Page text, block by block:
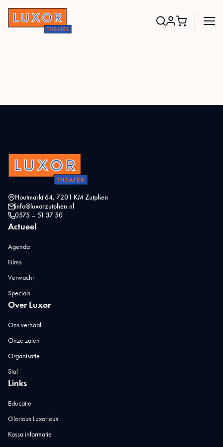
Houtmarkt 64, 7201 KM Zutphen
info@luxorzutphen.nl
0575 – 51 37 50
Actueel
Agenda
Films
Verwacht
Specials
Over Luxor
Ons verhaal
Onze zalen
Organisatie
Staf
Links
Educatie
Glorious Luxorious
Kassa informatie